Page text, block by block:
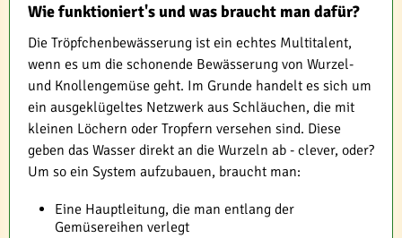
Wie funktioniert's und was braucht man dafür?
Die Tröpfchenbewässerung ist ein echtes Multitalent,
wenn es um die schonende Bewässerung von Wurzel-
und Knollengemüse geht. Im Grunde handelt es sich um
ein ausgeklügeltes Netzwerk aus Schläuchen, die mit
kleinen Löchern oder Tropfern versehen sind. Diese
geben das Wasser direkt an die Wurzeln ab - clever, oder?
Um so ein System aufzubauen, braucht man:
Eine Hauptleitung, die man entlang der
Gemüsereihen verlegt